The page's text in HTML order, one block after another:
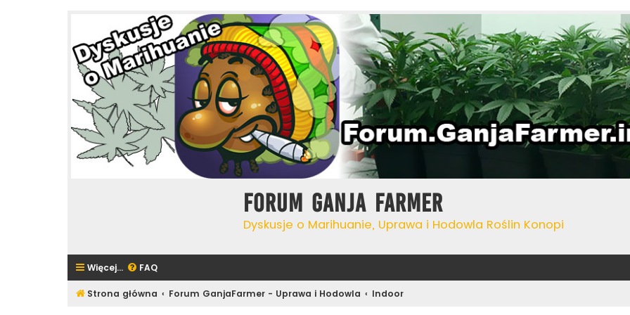
Forum Ganja Farmer
Dyskusje o Marihuanie, Uprawa i Hodowla Roślin Konopi
Więcej… FAQ
Strona główna Forum GanjaFarmer - Uprawa i Hodowla Indoor